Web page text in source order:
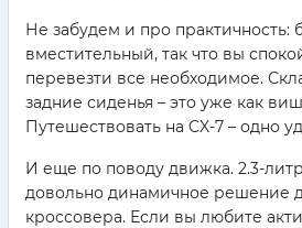
Не забудем и про практичность:
вместительный, так что вы
перевезти все необходимое.
задние сиденья – это уже как
Путешествовать на CX-7 – одно
И еще по поводу движка. 2.3-
довольно динамичное решение
кроссовера. Если вы любите